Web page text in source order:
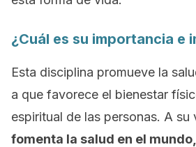
¿Cuál es su importancia e
Esta disciplina promueve la
a que favorece el bienestar
espiritual de las personas. A su
fomenta la salud en el